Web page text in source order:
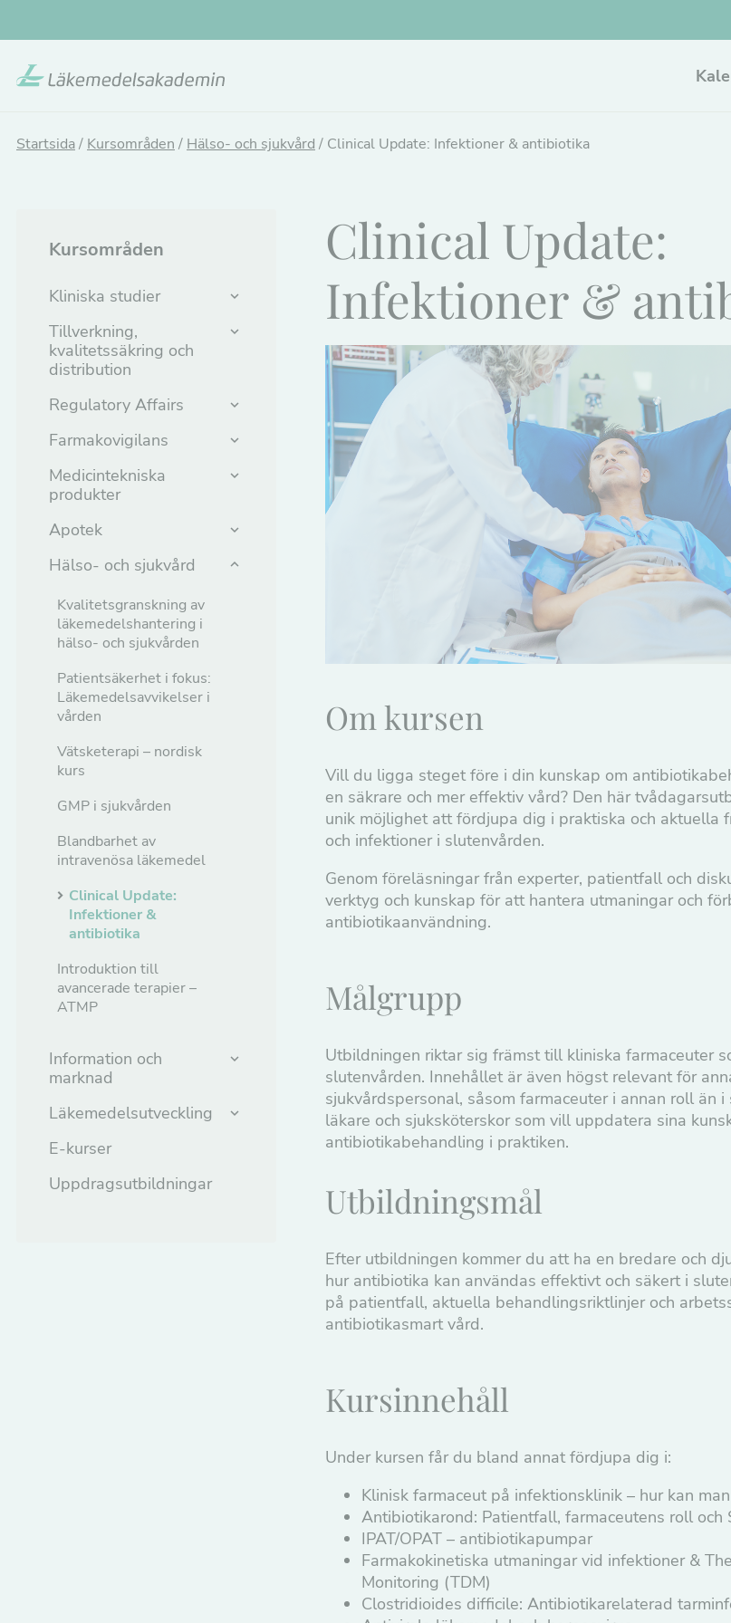
Startsida/ Kursområden / Hälso- och sjukvård / Clinical Update: Infektioner & antibiotika
Kursområden
Kliniska studier
Tillverkning,
kvalitetssäkring och
distribution
Regulatory Affairs
Farmakovigilans
Medicintekniska
produkter
Apotek
Hälso- och sjukvård
Kvalitetsgranskning av
läkemedelshantering i
hälso- och sjukvården
Patientsäkerhet i fokus:
Läkemedelsavvikelser i
vården
Vätsketerapi – nordisk
kurs
GMP i sjukvården
Blandbarhet av
intravenösa läkemedel
Clinical Update:
Infektioner &
antibiotika
Introduktion till
avancerade terapier –
ATMP
Information och
marknad
Läkemedelsutveckling
E-kurser
Uppdragsutbildningar
Clinical Update:
Infektioner &
Om kursen
Vill du ligga steget före i din kunskap om
en säkrare och mer effektiv vård? Den här
unik möjlighet att fördjupa dig i praktiska och aktuella
och infektioner i slutenvården.
Genom föreläsningar från experter, patientfall och
verktyg och kunskap för att hantera utmaningar och
antibiotikaanvändning.
Målgrupp
Utbildningen riktar sig främst till kliniska farmaceuter
slutenvården. Innehållet är även högst relevant för
sjukvårdspersonal, såsom farmaceuter i annan roll än
läkare och sjuksköterskor som vill uppdatera sina
antibiotikabehandling i praktiken.
Utbildningsmål
Efter utbildningen kommer du att ha en bredare och
hur antibiotika kan användas effektivt och säkert i
på patientfall, aktuella behandlingsriktlinjer och
antibiotikasmart vård.
Kursinnehåll
Under kursen får du bland annat fördjupa dig i:
Klinisk farmaceut på infektionsklinik – hur kan
Antibiotikarond: Patientfall, farmaceutens roll och
IPAT/OPAT – antibiotikapumpar
Farmakokinetiska utmaningar vid infektioner &
Monitoring (TDM)
Clostridioides difficile: Antibiotikarelaterad